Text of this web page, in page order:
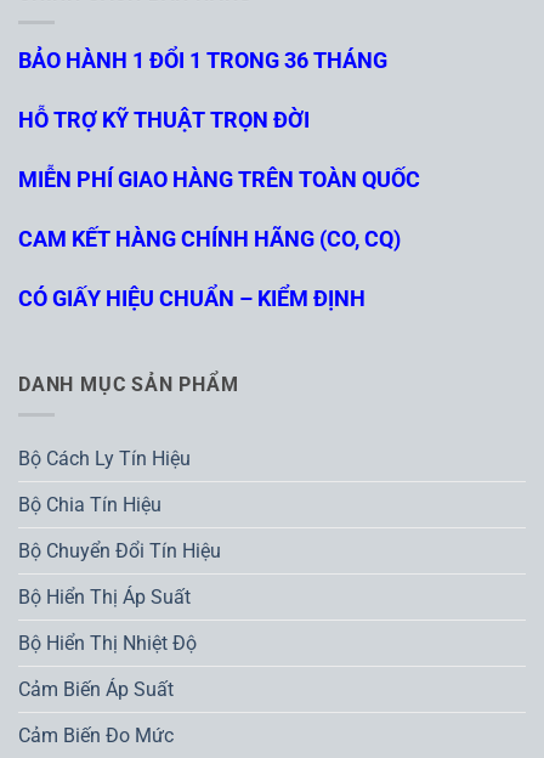
BẢO HÀNH 1 ĐỔI 1 TRONG 36 THÁNG
HỖ TRỢ KỸ THUẬT TRỌN ĐỜI
MIỄN PHÍ GIAO HÀNG TRÊN TOÀN QUỐC
CAM KẾT HÀNG CHÍNH HÃNG (CO, CQ)
CÓ GIẤY HIỆU CHUẨN – KIỂM ĐỊNH
DANH MỤC SẢN PHẨM
Bộ Cách Ly Tín Hiệu
Bộ Chia Tín Hiệu
Bộ Chuyển Đổi Tín Hiệu
Bộ Hiển Thị Áp Suất
Bộ Hiển Thị Nhiệt Độ
Cảm Biến Áp Suất
Cảm Biến Đo Mức